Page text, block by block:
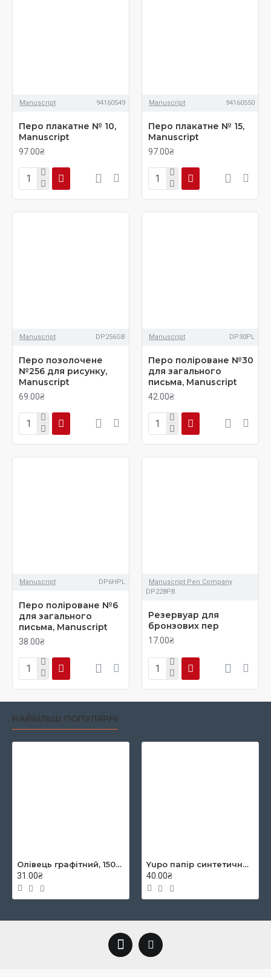
Manuscript 94160549
Перо плакатне № 10,
Manuscript
97.00₴
Manuscript 94160550
Перо плакатне № 15,
Manuscript
97.00₴
Manuscript DP256GB
Перо позолочене
№256 для рисунку,
Manuscript
69.00₴
Manuscript DP30PL
Перо поліроване №30
для загального
письма, Manuscript
42.00₴
Manuscript DP6HPL
Перо поліроване №6
для загального
письма, Manuscript
38.00₴
Manuscript Pen Company
DP228PB
Резервуар для
бронзових пер
17.00₴
НАЙБІЛЬШ ПОПУЛЯРНІ
Олівець графітний, 1500, 2B, KOH-I-NOOR
31.00₴
Yupo папір синтетичний YUPO-Blue 234g 300µ, 460x320 mm
40.00₴